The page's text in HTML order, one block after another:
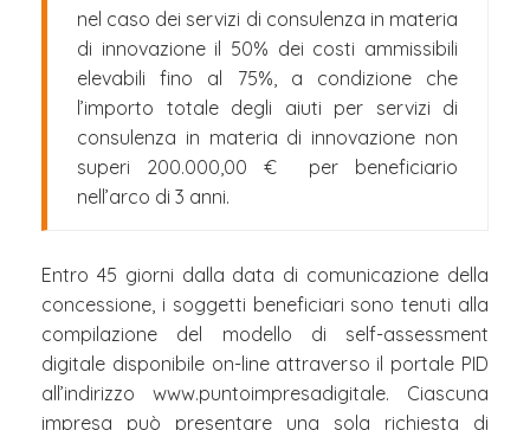
nel caso dei servizi di consulenza in materia
di innovazione il 50% dei costi ammissibili
elevabili fino al 75%, a condizione che
l’importo totale degli aiuti per servizi di
consulenza in materia di innovazione non
superi 200.000,00 € per beneficiario
nell’arco di 3 anni.
Entro 45 giorni dalla data di comunicazione della
concessione, i soggetti beneficiari sono tenuti alla
compilazione del modello di self-assessment
digitale disponibile on-line attraverso il portale PID
all’indirizzo www.puntoimpresadigitale. Ciascuna
impresa può presentare una sola richiesta di